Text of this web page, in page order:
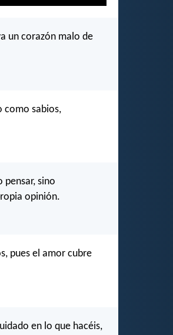
un corazón malo de
como sabios,
pensar, sino
opinión.
pues el amor cubre
en lo que hacéis,